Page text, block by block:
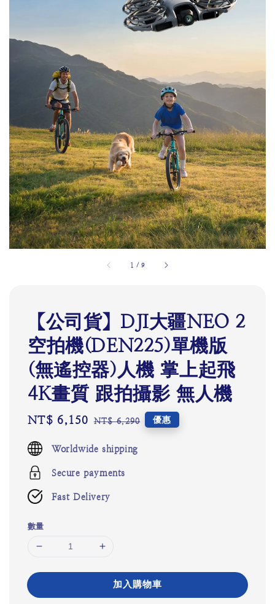
1 /9
【公司貨】DJI大疆NEO 2
空拍機(DEN225)單機版
(無遙控器)人機 掌上起飛
4K畫質 跟拍攝影 無人機
Sale
NT$ 6,150 Regular
NT$ 6,290 優惠
Worldwide shipping
Secure payments
Fast Delivery
數量
加入購物車